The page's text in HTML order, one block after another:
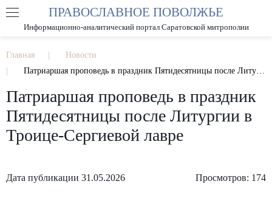
РАЗМЕР ШРИФТА А А
ПРАВОСЛАВНОЕ ПОВОЛЖЬЕ
Информационно-аналитический портал Саратовской митрополии
Главная
Новости
Патриаршая проповедь в праздник Пятидесятницы после Литургии в Троице-Сергиевой лавре
Патриаршая проповедь в праздник
Пятидесятницы после Литургии в
Троице-Сергиевой лавре
Дата публикации 31.05.2026 Просмотров: 174